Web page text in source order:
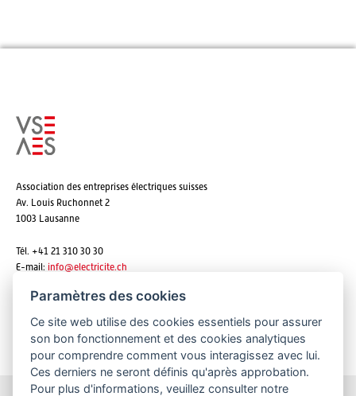
Association des entreprises électriques suisses
Av. Louis Ruchonnet 2
1003 Lausanne
Tél. +41 21 310 30 30
E-mail: info@electricite.ch
S'abonner aux newsletters
Paramètres des cookies
Ce site web utilise des cookies essentiels pour assurer
son bon fonctionnement et des cookies analytiques
pour comprendre comment vous interagissez avec lui.
Ces derniers ne seront définis qu'après approbation.
Pour plus d'informations, veuillez consulter notre